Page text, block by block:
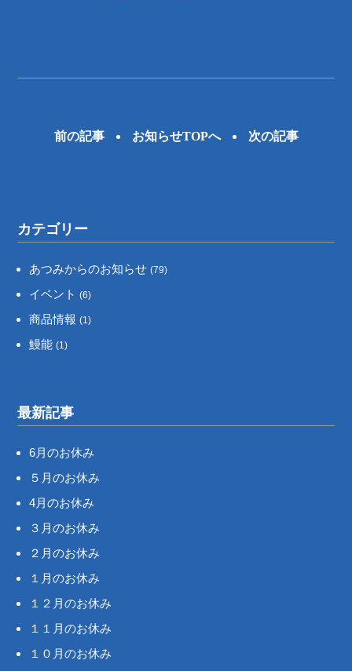
前の記事 お知らせTOPへ 次の記事
カテゴリー
あつみからのお知らせ(79)
イベント(6)
商品情報(1)
鰻能(1)
最新記事
6月のお休み
５月のお休み
4月のお休み
３月のお休み
２月のお休み
１月のお休み
１２月のお休み
１１月のお休み
１０月のお休み